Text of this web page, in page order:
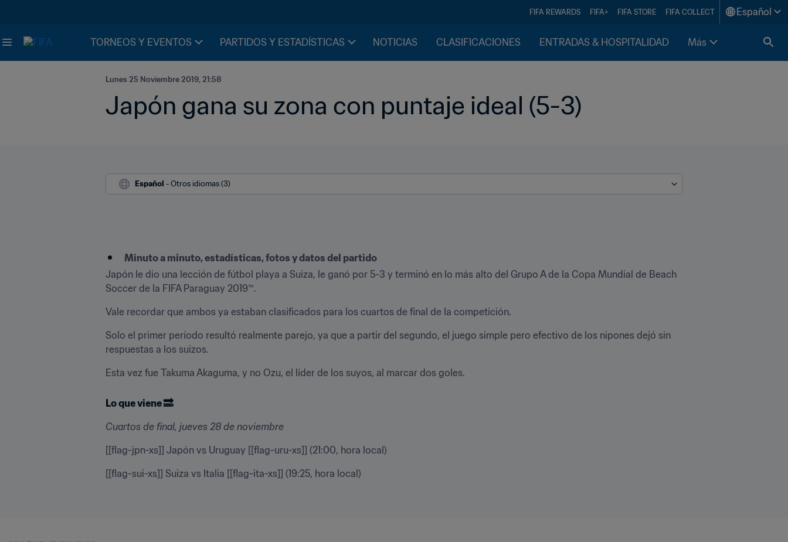
FIFA REWARDS FIFA+ FIFA STORE FIFA COLLECT Español
TORNEOS Y EVENTOS PARTIDOS Y ESTADÍSTICAS NOTICIAS CLASIFICACIONES ENTRADAS & HOSPITALIDAD Más
Lunes 25 Noviembre 2019, 21:58
Japón gana su zona con puntaje ideal (5-3)
Español - Otros idiomas (3)
Minuto a minuto, estadísticas, fotos y datos del partido
Japón le dio una lección de fútbol playa a Suiza, le ganó por 5-3 y terminó en lo más alto del Grupo A de la Copa Mundial de Beach
Soccer de la FIFA Paraguay 2019™.
Vale recordar que ambos ya estaban clasificados para los cuartos de final de la competición.
Solo el primer período resultó realmente parejo, ya que a partir del segundo, el juego simple pero efectivo de los nipones dejó sin
respuestas a los suizos.
Esta vez fue Takuma Akaguma, y no Ozu, el líder de los suyos, al marcar dos goles.
Lo que viene 🔜
Cuartos de final, jueves 28 de noviembre
[[flag-jpn-xs]] Japón vs Uruguay [[flag-uru-xs]] (21:00, hora local)
[[flag-sui-xs]] Suiza vs Italia [[flag-ita-xs]] (19:25, hora local)